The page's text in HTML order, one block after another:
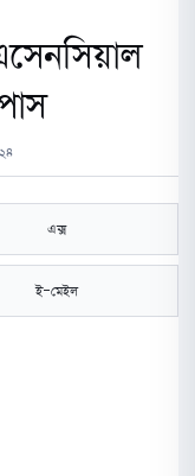
এক্স
ই-মেইল